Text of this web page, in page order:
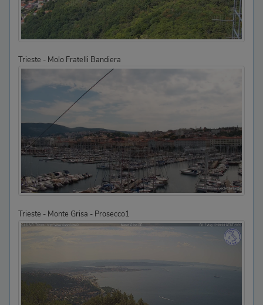
Trieste - Molo Fratelli Bandiera
Trieste - Monte Grisa - Prosecco1